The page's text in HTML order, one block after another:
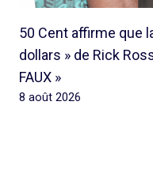
50 Cent affirme que
dollars » de Rick
FAUX »
8 août 2026